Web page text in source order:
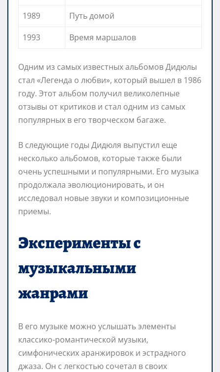
1989
Путь домой
1993
Время маршалов
Одним из самых известных альбомов Дидюлы
стал «Легенда о любви», который вышел в 1986
году. Этот альбом получил великолепные
отзывы от критиков и стал одним из самых
популярных в его творческом багаже.
В следующие годы Дидюля выпустил еще
несколько альбомов, которые также были
очень успешными и популярными. Его музыка
продолжала эволюционировать, и он
исследовал новые звуки и композиционные
приемы.
Эксперименты с
музыкальными
жанрами
В его музыке можно услышать элементы
классико-романтической музыки,
симфонических аранжировок и эстрадного
джаза. Он с легкостью сочетал в своих